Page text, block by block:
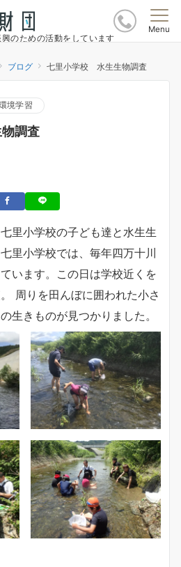
のための活動をしています
Menu
ブログ 七里小学校 水生生物調査
境学習
調査
里小学校の子ども達と水生生
里小学校では、毎年四万十川
います。この日は学校近くを
周りを田んぼに囲われた小さ
生きものが見つかりました。